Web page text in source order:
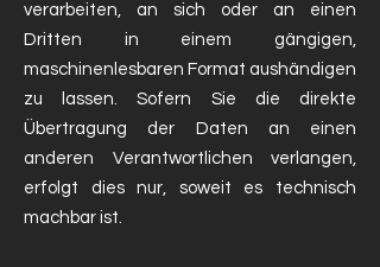
verarbeiten, an sich oder an einen
Dritten in einem gängigen,
maschinenlesbaren Format aushändigen
zu lassen. Sofern Sie die direkte
Übertragung der Daten an einen
anderen Verantwortlichen verlangen,
erfolgt dies nur, soweit es technisch
machbar ist.